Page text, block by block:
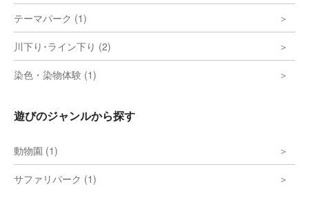
テーマパーク (1)
川下り･ライン下り (2)
染色・染物体験 (1)
遊びのジャンルから探す
動物園 (1)
サファリパーク (1)